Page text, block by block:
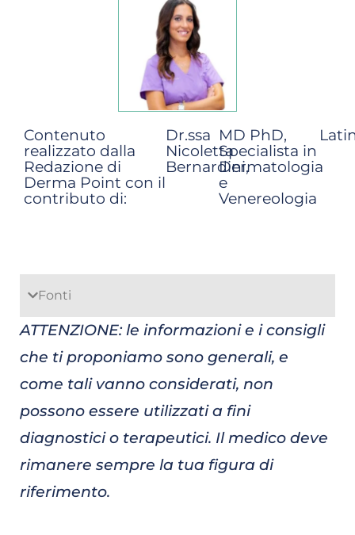
Contenuto
realizzato dalla
Redazione di
Derma Point con il
contributo di:
Dr.ssa
Nicoletta
Bernardini,
MD PhD,
Specialista in
Dermatologia
e
Venereologia
Fonti
ATTENZIONE: le informazioni e i consigli
che ti proponiamo sono generali, e
come tali vanno considerati, non
possono essere utilizzati a fini
diagnostici o terapeutici. Il medico deve
rimanere sempre la tua figura di
riferimento.